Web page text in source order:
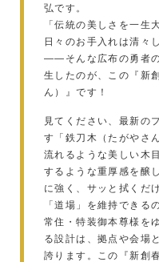
弘です。
「伝統の美しさを一生
日々のお手入れは清々
——そんな広布の勇者
生したのが、この『新
ん）』です！
見てください、最新の
す「鉄刀木（たがやさ
流れるような美しい木
するような重厚感を醸
に強く、サッと拭くだ
「道場」を維持できる
常住・特装御本尊様を
る設計は、拠点や会場
誇ります。この『新創